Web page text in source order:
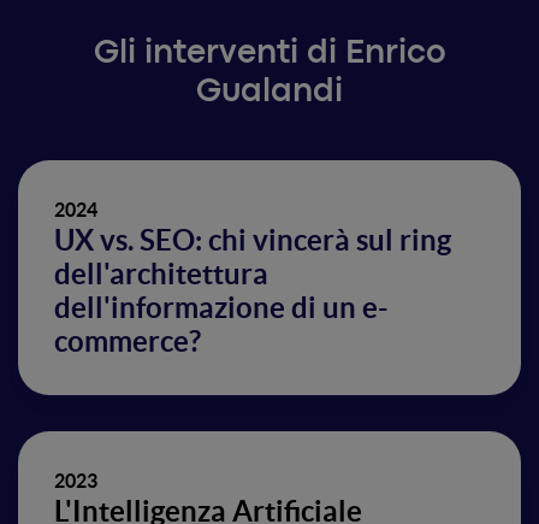
Gli interventi di Enrico
Gualandi
2024
UX vs. SEO: chi vincerà sul ring
dell'architettura
dell'informazione di un e-
commerce?
2023
L'Intelligenza Artificiale